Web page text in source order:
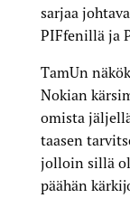
sarjaa
PIFfenillä ja
TamUn
Nokian
omista
taasen
jolloin sillä
päähän